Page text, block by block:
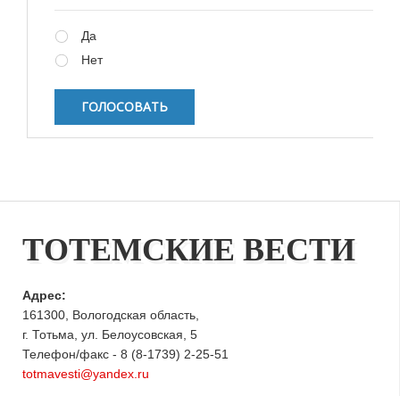
Да
Нет
ТОТЕМСКИЕ ВЕСТИ
Адрес:
161300, Вологодская область,
г. Тотьма, ул. Белоусовская, 5
Телефон/факс - 8 (8-1739) 2-25-51
totmavesti@yandex.ru